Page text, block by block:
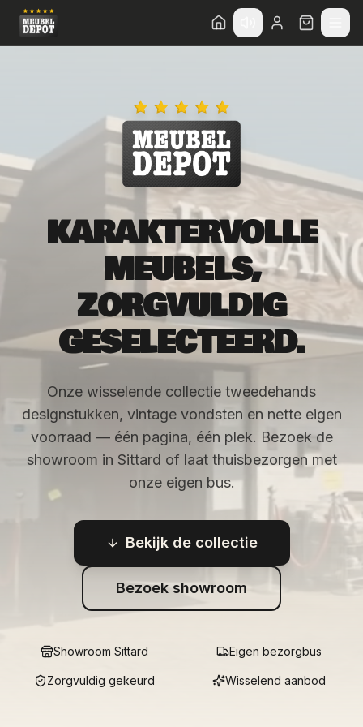
Direct naar hoofdinhoud
KARAKTERVOLLE
MEUBELS,
ZORGVULDIG
GESELECTEERD.
Onze wisselende collectie tweedehands
designstukken, vintage vondsten en nette eigen
voorraad — één pagina, één plek. Bezoek de
showroom in Sittard of laat thuisbezorgen met
onze eigen bus.
Bekijk de collectie
Bezoek showroom
Showroom Sittard Eigen bezorgbus
Zorgvuldig gekeurd Wisselend aanbod